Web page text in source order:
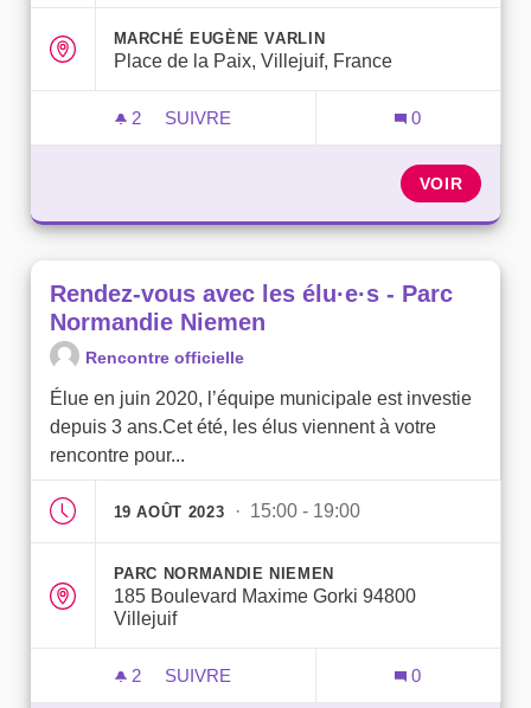
MARCHÉ EUGÈNE VARLIN
Place de la Paix, Villejuif, France
2 2 ABONNÉS
SUIVRE
0
VOIR
Rendez-vous avec les élu·e·s - Parc
Normandie Niemen
Rencontre officielle
Élue en juin 2020, l’équipe municipale est investie
depuis 3 ans.Cet été, les élus viennent à votre
rencontre pour...
19 AOÛT 2023 · 15:00 - 19:00
PARC NORMANDIE NIEMEN
185 Boulevard Maxime Gorki 94800
Villejuif
2 2 ABONNÉS
SUIVRE
0